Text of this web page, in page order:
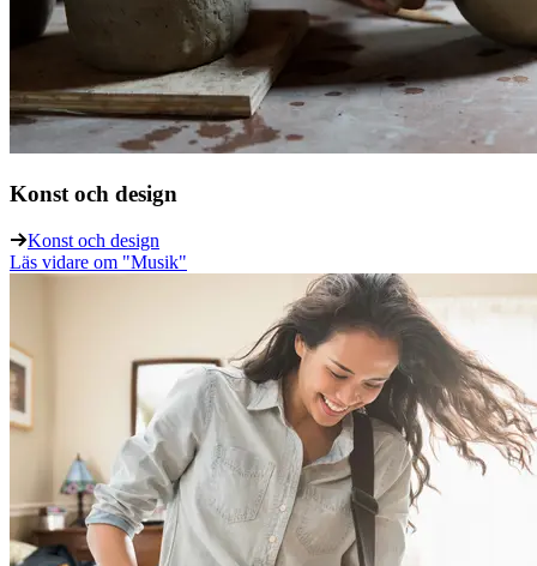
Konst och design
Konst och design
Läs vidare om "Musik"